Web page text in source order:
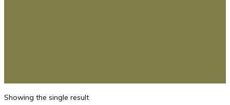
Showing the single result